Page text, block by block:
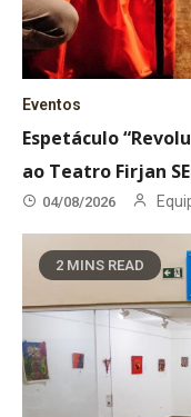
Eventos
Espetáculo
ao Teatro Firjan
04/08/2026
2 MINS READ